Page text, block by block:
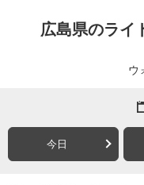
広島県のライ
ウ
今日